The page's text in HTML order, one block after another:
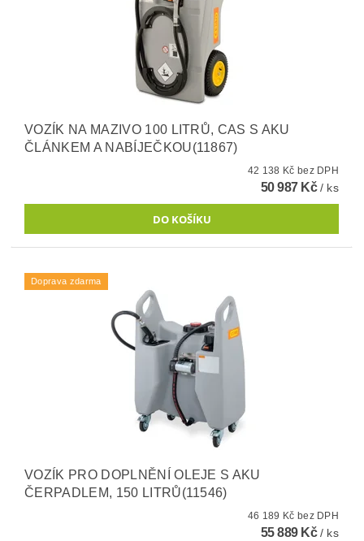
VOZÍK NA MAZIVO 100 LITRŮ, CAS S AKU
ČLÁNKEM A NABÍJEČKOU(11867)
42 138 Kč bez DPH
50 987 Kč/ ks
Doprava zdarma
VOZÍK PRO DOPLNĚNÍ OLEJE S AKU
ČERPADLEM, 150 LITRŮ(11546)
46 189 Kč bez DPH
55 889 Kč/ ks